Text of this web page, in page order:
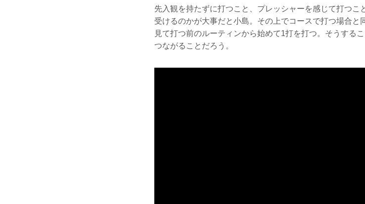
先入観を持たずに打つこと、プレッシャーを感じて打つこ
受けるのかが大事だと小島。その上でコースで打つ場合と
見て打つ前のルーティンから始めて1打を打つ。そうする
つながることだろう。